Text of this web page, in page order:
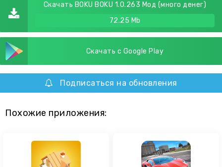
Скачать BOKU BOKU 1.0.263 Мод (много денег)
72.25 Mb
Скачать с Google Play
Подписаться на обновления
Похожие приложения: